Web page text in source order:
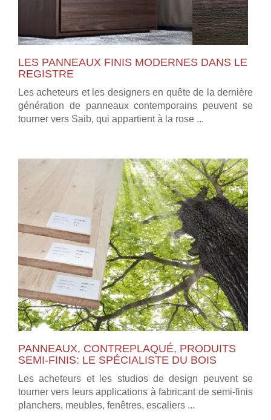
LES PANNEAUX FINIS MODERNES DANS LE
REGISTRE
Les acheteurs et les designers en quête de la dernière
génération de panneaux contemporains peuvent se
tourner vers Saib, qui appartient à la rose ...
PANNEAUX, CONTREPLAQUÉ, PRODUITS
SEMI-FINIS: LE SPÉCIALISTE DU BOIS
Les acheteurs et les studios de design peuvent se
tourner vers leurs applications à fabricant de semi-finis
planchers, meubles, fenêtres, escaliers ...